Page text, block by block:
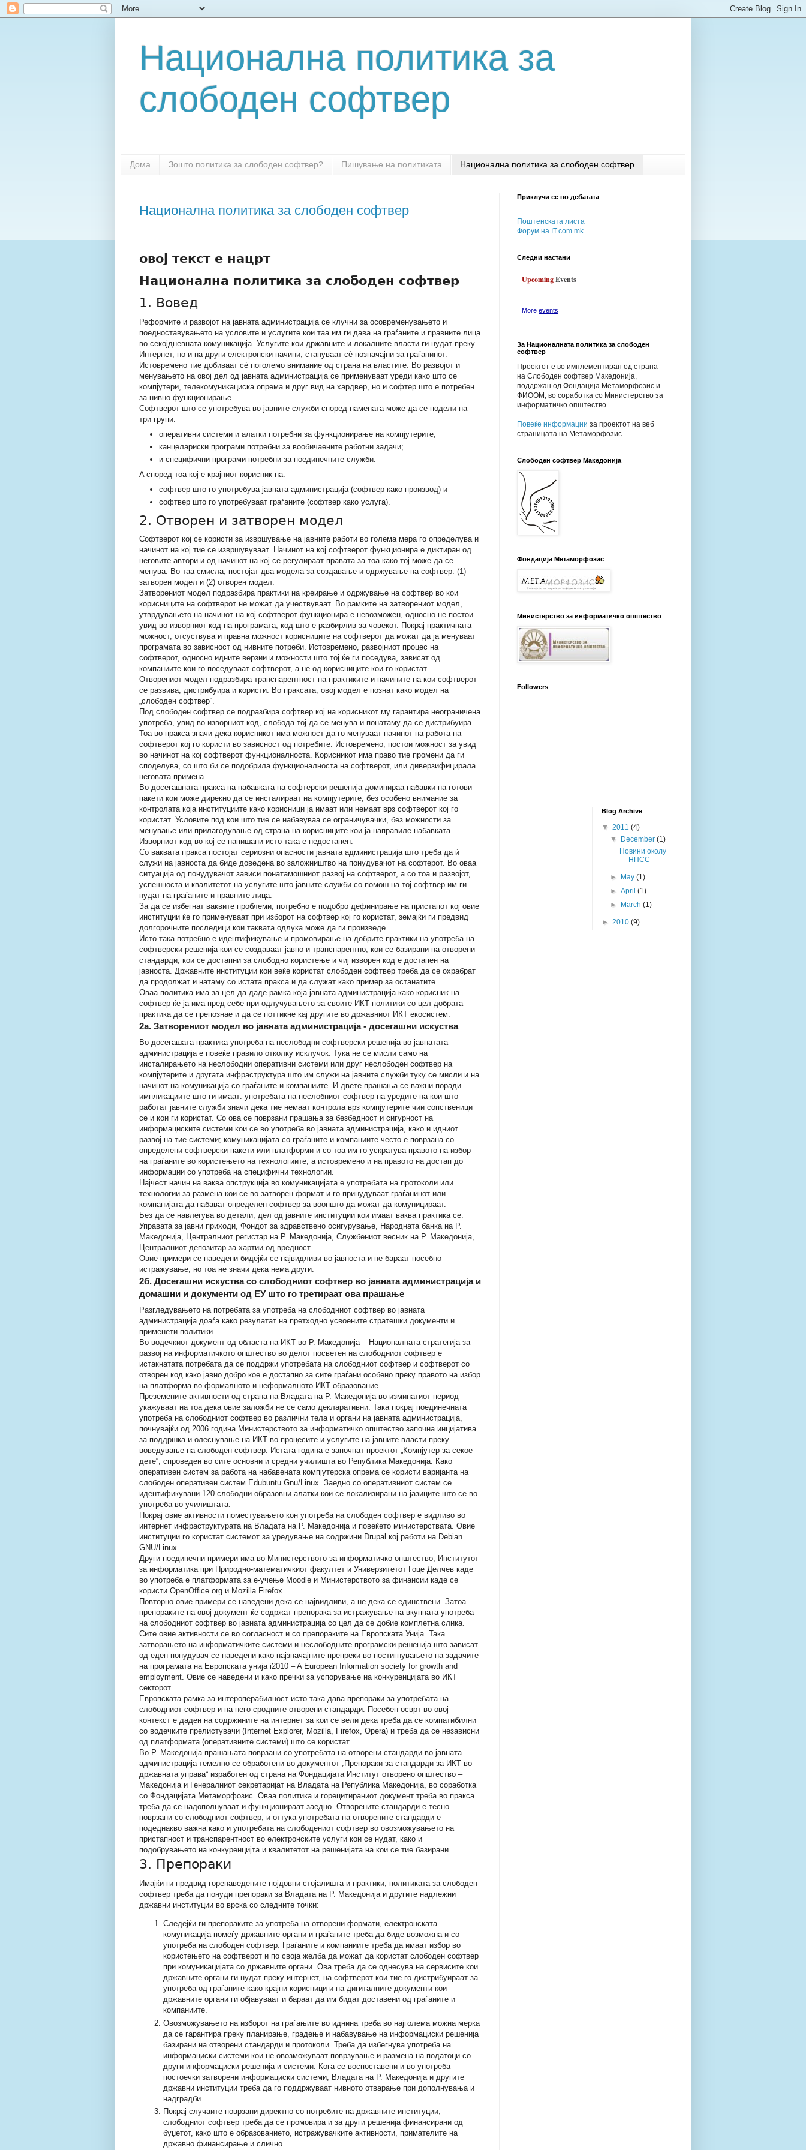
Национална политика за
слободен софтвер
Дома Зошто политика за слободен софтвер? Пишување на политиката Национална политика за слободен софтвер
Национална политика за слободен софтвер
овој текст е нацрт
Национална политика за слободен софтвер
1. Вовед
Реформите и развојот на јавната администрација се клучни за осовременувањето и
поедноставувањето на условите и услугите кои таа им ги дава на граѓаните и правните лица
во секојдневната комуникација. Услугите кои државните и локалните власти ги нудат преку
Интернет, но и на други електронски начини, стануваат сѐ позначајни за граѓанинот.
Истовремено тие добиваат сѐ поголемо внимание од страна на властите. Во развојот и
менувањето на овој дел од јавната администрација се применуваат уреди како што се
компјутери, телекомуникациска опрема и друг вид на хардвер, но и софтер што е потребен
за нивно функционирање.
Софтверот што се употребува во јавните служби според намената може да се подели на
три групи:
оперативни системи и алатки потребни за функционирање на компјутерите;
канцелариски програми потребни за вообичаените работни задачи;
и специфични програми потребни за поединечните служби.
A според тоа кој е крајниот корисник на:
софтвер што го употребува јавната администрација (софтвер како производ) и
софтвер што го употребуваат граѓаните (софтвер како услуга).
2. Отворен и затворен модел
Софтверот кој се користи за извршување на јавните работи во голема мера го определува и
начинот на кој тие се извршувуваат. Начинот на кој софтверот функционира е диктиран од
неговите автори и од начинот на кој се регулираат правата за тоа како тој може да се
менува. Во таа смисла, постојат два модела за создавање и одржување на софтвер: (1)
затворен модел и (2) отворен модел.
Затворениот модел подразбира практики на креирање и одржување на софтвер во кои
корисниците на софтверот не можат да учествуваат. Во рамките на затворениот модел,
утврдувањето на начинот на кој софтверот функционира е невозможен, односно не постои
увид во изворниот код на програмата, код што е разбирлив за човекот. Покрај практичната
можност, отсуствува и правна можност корисниците на софтверот да можат да ја менуваат
програмата во зависност од нивните потреби. Истовремено, развојниот процес на
софтверот, односно идните верзии и можности што тој ќе ги поседува, зависат од
компаниите кои го поседуваат софтверот, а не од корисниците кои го користат.
Отворениот модел подразбира транспарентност на практиките и начините на кои софтверот
се развива, дистрибуира и користи. Во праксата, овој модел е познат како модел на
„слободен софтвер“.
Под слободен софтвер се подразбира софтвер кој на корисникот му гарантира неограничена
употреба, увид во изворниот код, слобода тој да се менува и понатаму да се дистрибуира.
Тоа во пракса значи дека корисникот има можност да го менуваат начинот на работа на
софтверот кој го користи во зависност од потребите. Истовремено, постои можност за увид
во начинот на кој софтверот функционалноста. Корисникот има право тие промени да ги
споделува, со што би се подобрила функционалноста на софтверот, или диверзифицирала
неговата примена.
Во досегашната пракса на набавката на софтерски решенија доминираа набавки на готови
пакети кои може дирекно да се инсталираат на компјутерите, без особено внимание за
контролата која институциите како корисници ја имаат или немаат врз софтверот кој го
користат. Условите под кои што тие се набавуваа се ограничувачки, без можности за
менување или прилагодување од страна на корисниците кои ја направиле набавката.
Изворниот код во кој се напишани исто така е недостапен.
Со ваквата пракса постојат сериозни опасности јавната администрација што треба да ѝ
служи на јавноста да биде доведена во заложништво на понудувачот на софтерот. Во оваа
ситуација од понудувачот зависи понатамошниот развој на софтверот, а со тоа и развојот,
успешноста и квалитетот на услугите што јавните служби со помош на тој софтвер им ги
нудат на граѓаните и правните лица.
За да се избегнат ваквите проблеми, потребно е подобро дефинирање на пристапот кој овие
институции ќе го применуваат при изборот на софтвер кој го користат, земајќи ги предвид
долгорочните последици кои таквата одлука може да ги произведе.
Исто така потребно е идентификување и промовирање на добрите практики на употреба на
софтверски решенија кои се создаваат јавно и транспарентно, кои се базирани на отворени
стандарди, кои се достапни за слободно користење и чиј изворен код е достапен на
јавноста. Државните институции кои веќе користат слободен софтвер треба да се охрабрат
да продолжат и натаму со истата пракса и да служат како пример за останатите.
Оваа политика има за цел да даде рамка која јавната администрација како корисник на
софтвер ќе ја има пред себе при одлучувањето за своите ИКТ политики со цел добрата
практика да се препознае и да се поттикне кај другите во државниот ИКТ екосистем.
2а. Затворениот модел во јавната администрација - досегашни искуства
Во досегашата практика употреба на неслободни софтверски решенија во јавнатата
администрација е повеќе правило отколку исклучок. Тука не се мисли само на
инсталирањето на неслободни оперативни системи или друг неслободен софтвер на
компјутерите и другата инфраструктура што им служи на јавните служби туку се мисли и на
начинот на комуникација со граѓаните и компаниите. И двете прашања се важни поради
импликациите што ги имаат: употребата на неслобниот софтвер на уредите на кои што
работат јавните служби значи дека тие немаат контрола врз компјутерите чии сопственици
се и кои ги користат. Со ова се поврзани прашања за безбедност и сигурност на
информациските системи кои се во употреба во јавната администрација, како и идниот
развој на тие системи; комуникацијата со граѓаните и компаниите често е поврзана со
определени софтверски пакети или платформи и со тоа им го ускратува правото на избор
на граѓаните во користењето на технологиите, а истовремено и на правото на достап до
информации со употреба на специфични технологии.
Најчест начин на ваква опструкција во комуникацијата е употребата на протоколи или
технологии за размена кои се во затворен формат и го принудуваат граѓанинот или
компанијата да набават определен софтвер за воопшто да можат да комуницираат.
Без да се навлегува во детали, дел од јавните институции кои имаат ваква практика се:
Управата за јавни приходи, Фондот за здравствено осигурување, Народната банка на Р.
Македонија, Централниот регистар на Р. Македонија, Службениот весник на Р. Македонија,
Централниот депозитар за хартии од вредност.
Овие примери се наведени бидејќи се највидливи во јавноста и не бараат посебно
истражување, но тоа не значи дека нема други.
2б. Досегашни искуства со слободниот софтвер во јавната администрација и
домашни и документи од ЕУ што го третираат ова прашање
Разгледувањето на потребата за употреба на слободниот софтвер во јавната
администрација доаѓа како резулатат на претходно усвоените стратешки документи и
применети политики.
Во водечкиот документ од областа на ИКТ во Р. Македонија – Националната стратегија за
развој на информатичкото општество во делот посветен на слободниот софтвер е
истакнатата потребата да се поддржи употребата на слободниот софтвер и софтверот со
отворен код како јавно добро кое е достапно за сите граѓани особено преку правото на избор
на платформа во формалното и неформалното ИКТ образование.
Преземените активности од страна на Владата на Р. Македонија во изминатиот период
укажуваат на тоа дека овие заложби не се само декларативни. Така покрај поединечната
употреба на слободниот софтвер во различни тела и органи на јавната администрација,
почнувајќи од 2006 година Министерството за информатичко општество започна инцијатива
за поддршка и олеснување на ИКТ во процесите и услугите на јавните власти преку
воведување на слободен софтвер. Истата година е започнат проектот „Компјутер за секое
дете“, спроведен во сите основни и средни училишта во Република Македонија. Како
оперативен систем за работа на набавената компјутерска опрема се користи варијанта на
слободен оперативен систем Edubuntu Gnu/Linux. Заедно со оперативниот систем се
идентификувани 120 слободни образовни алатки кои се локализирани на јазиците што се во
употреба во училиштата.
Покрај овие активности поместувањето кон употреба на слободен софтвер е видливо во
интернет инфраструктурата на Владата на Р. Македонија и повеќето министерствата. Овие
институции го користат системот за уредување на содржини Drupal кој работи на Debian
GNU/Linux.
Други поединечни примери има во Министерството за информатичко општество, Институтот
за информатика при Природно-математичкиот факултет и Универзитетот Гоце Делчев каде
во употреба е платформата за е-учење Moodle и Министерството за финансии каде се
користи OpenOffice.org и Mozilla Firefox.
Повторно овие примери се наведени дека се највидливи, а не дека се единствени. Затоа
препораките на овој документ ќе содржат препорака за истражување на вкупната употреба
на слободниот софтвер во јавната администрација со цел да се добие комплетна слика.
Сите овие активности се во согласност и со препораките на Европската Унија. Така
затворањето на информатичките системи и неслободните програмски решенија што зависат
од еден понудувач се наведени како најзначајните препреки во постигнувањето на задачите
на програмата на Европската унија i2010 – A European Information society for growth and
employment. Овие се наведени и како пречки за успорување на конкуренцијата во ИКТ
секторот.
Европската рамка за интероперабилност исто така дава препораки за употребата на
слободниот софтвер и на него сродните отворени стандарди. Посебен осврт во овој
контекст е даден на содржините на интернет за кои се вели дека треба да се компатибилни
со водечките прелистувачи (Internet Explorer, Mozilla, Firefox, Opera) и треба да се независни
од платформата (оперативните системи) што се користат.
Во Р. Македонија прашањата поврзани со употребата на отворени стандарди во јавната
администрација темелно се обработени во документот „Препораки за стандарди за ИКТ во
државната управа“ изработен од страна на Фондацијата Институт отворено општество –
Македонија и Генералниот секретаријат на Владата на Република Македонија, во соработка
со Фондацијата Метаморфозис. Оваа политика и горецитираниот документ треба во пракса
треба да се надополнуваат и функционираат заедно. Отворените стандарди е тесно
поврзани со слободниот софтвер, и оттука употребата на отворените стандарди е
подеднакво важна како и употребата на слободениот софтвер во овозможувањето на
пристапност и транспарентност во електронските услуги кои се нудат, како и
подобрувањето на конкуренцијта и квалитетот на решенијата на кои се тие базирани.
3. Препораки
Имајќи ги предвид горенаведените појдовни стојалишта и практики, политиката за слободен
софтвер треба да понуди препораки за Владата на Р. Македонија и другите надлежни
државни институции во врска со следните точки:
Следејќи ги препораките за употреба на отворени формати, електронската
комуникација помеѓу државните органи и граѓаните треба да биде возможна и со
употреба на слободен софтвер. Граѓаните и компаниите треба да имаат избор во
користењето на софтверот и по своја желба да можат да користат слободен софтвер
при комуникацијата со државните органи. Ова треба да се однесува на сервисите кои
државните органи ги нудат преку интернет, на софтверот кои тие го дистрибуираат за
употреба од граѓаните како крајни корисници и на дигиталните документи кои
државните органи ги објавуваат и бараат да им бидат доставени од граѓаните и
компаниите.
Овозможувањето на изборот на граѓањите во иднина треба во најголема можна мерка
да се гарантира преку планирање, градење и набавување на информациски решенија
базирани на отворени стандарди и протоколи. Треба да избегнува употреба на
информациски системи кои не овозможуваат поврзување и размена на податоци со
други информациски решенија и системи. Кога се воспоставени и во употреба
постоечки затворени информациски системи, Владата на Р. Македонија и другите
државни институции треба да го поддржуваат нивното отварање при дополнувања и
надградби.
Покрај случаите поврзани директно со потребите на државните институции,
слободниот софтвер треба да се промовира и за други решенија финансирани од
буџетот, како што е образованието, истражувачките активности, примателите на
државно финансирање и слично.
Приклучи се во дебатата
Поштенската листа
Форум на IT.com.mk
Следни настани
UpcomingEvents
More events
За Националната политика за слободен
софтвер
Проектот е во имплементиран од страна
на Слободен софтвер Македонија,
поддржан од Фондација Метаморфозис и
ФИООМ, во соработка со Министерство за
информатичко општество
Повеќе информации за проектот на веб
страницата на Метаморфозис.
Слободен софтвер Македонија
Фондација Метаморфозис
Министерство за информатичко општество
Followers
Blog Archive
▼ 2011 (4)
▼ December(1)
Новини околу
НПСС
► May(1)
►April(1)
► March(1)
► 2010 (9)